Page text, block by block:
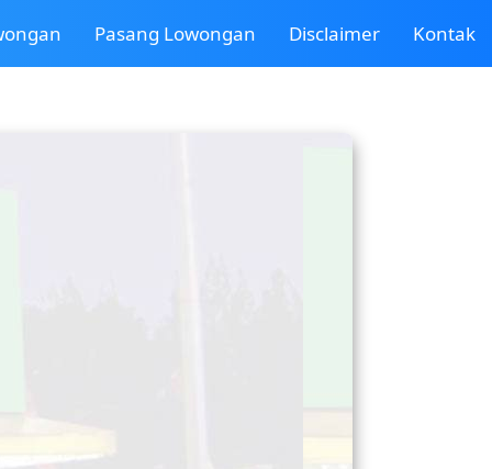
Pasang Lowongan Disclaimer Kontak